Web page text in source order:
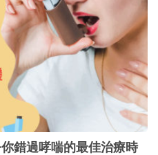
錯過哮喘的最佳治療時